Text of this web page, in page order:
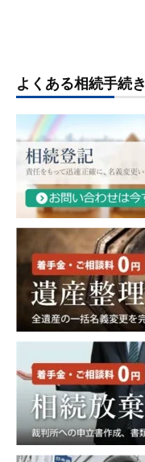
よくある相続手続き